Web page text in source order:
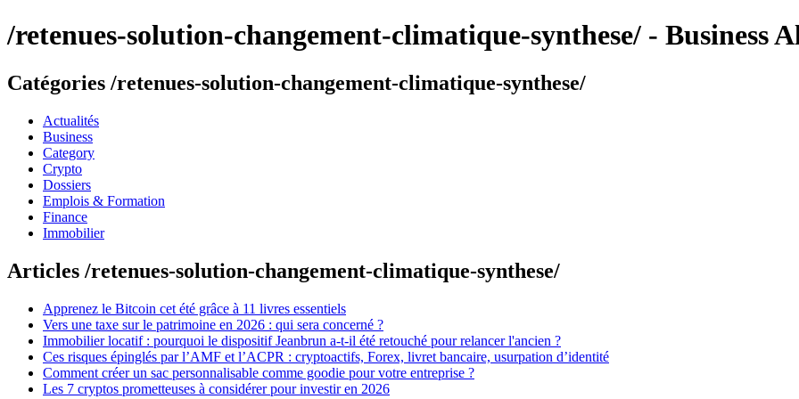
/retenues-solution-changement-climatique-synthese/ - Business
Catégories /retenues-solution-changement-climatique-synthese/
Actualités
Business
Category
Crypto
Dossiers
Emplois & Formation
Finance
Immobilier
Articles /retenues-solution-changement-climatique-synthese/
Apprenez le Bitcoin cet été grâce à 11 livres essentiels
Vers une taxe sur le patrimoine en 2026 : qui sera concerné ?
Immobilier locatif : pourquoi le dispositif Jeanbrun a-t-il été retouché pour relancer l'ancien ?
Ces risques épinglés par l’AMF et l’ACPR : cryptoactifs, Forex, livret bancaire, usurpation d’identité
Comment créer un sac personnalisable comme goodie pour votre entreprise ?
Les 7 cryptos prometteuses à considérer pour investir en 2026